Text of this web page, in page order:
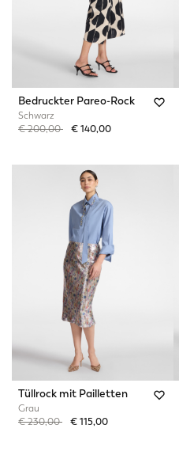
Bedruckter Pareo-Rock
Schwarz
Price reduced from
€ 200,00to€ 140,00
Tüllrock mit Pailletten
Grau
Price reduced from
€ 230,00to€ 115,00